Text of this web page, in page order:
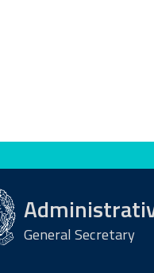
site
General Secretary